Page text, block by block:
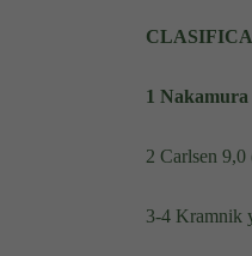
1 Nakamura
2 Carlsen 9,0
3-4 Kramnik